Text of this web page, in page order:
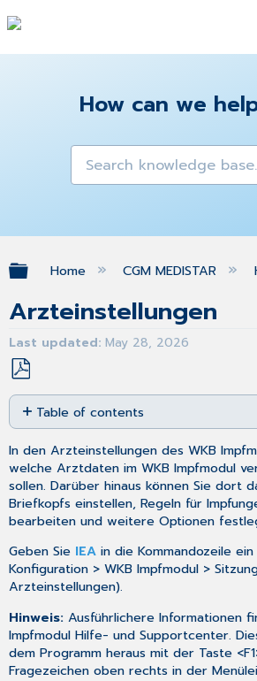
How can we
Expand/collapse global
Home CGM MEDISTAR
Arzteinstellungen
Last updated May 28, 2026
Save
as
PDF
Table of contents
No
headers
In den Arzteinstellungen des WKB
welche Arztdaten im WKB Impfmodul
sollen. Darüber hinaus können Sie dort
Briefkopfs einstellen, Regeln für
bearbeiten und weitere Optionen
Geben Sie IEA in die Kommandozeile
Konfiguration > WKB Impfmodul >
Arzteinstellungen).
Hinweis:Ausführlichere Informationen
Impfmodul Hilfe- und Supportcenter.
dem Programm heraus mit der Taste
Fragezeichen oben rechts in der